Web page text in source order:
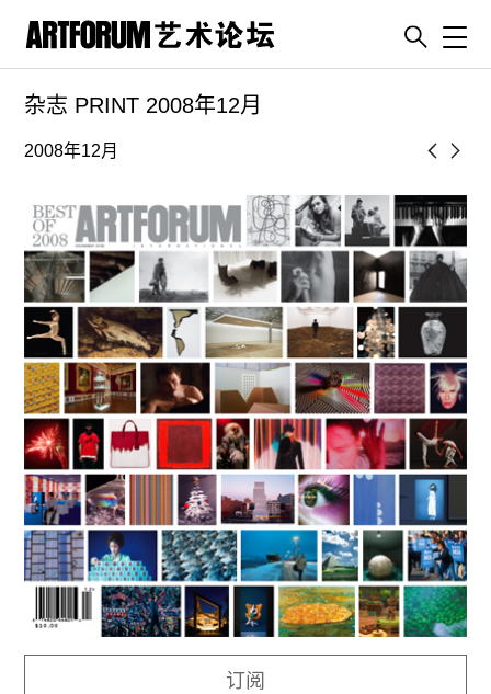
artguide
新闻
杂志
专栏
视频
ENGLISH
ART & EDUCATION
广告
订阅
往期内容
联系我们
关注我们
杂志 PRINT 2008年12月
2008年12月
订阅